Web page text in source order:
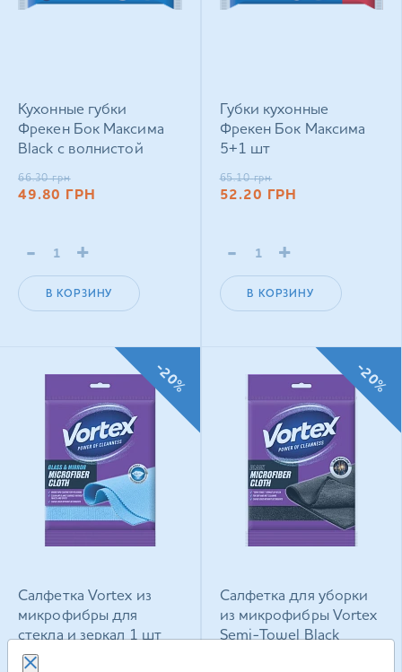
Кухонные губки
Фрекен Бок Максима
Black с волнистой
66.30 грн
49.80 ГРН
- +
В КОРЗИНУ
Губки кухонные
Фрекен Бок Максима
5+1 шт
65.10 грн
52.20 ГРН
- +
В КОРЗИНУ
Салфетка Vortex из
микрофибры для
стекла и зеркал 1 шт
122.70
-20%
Салфетка для уборки
из микрофибры Vortex
Semi-Towel Black
-20%